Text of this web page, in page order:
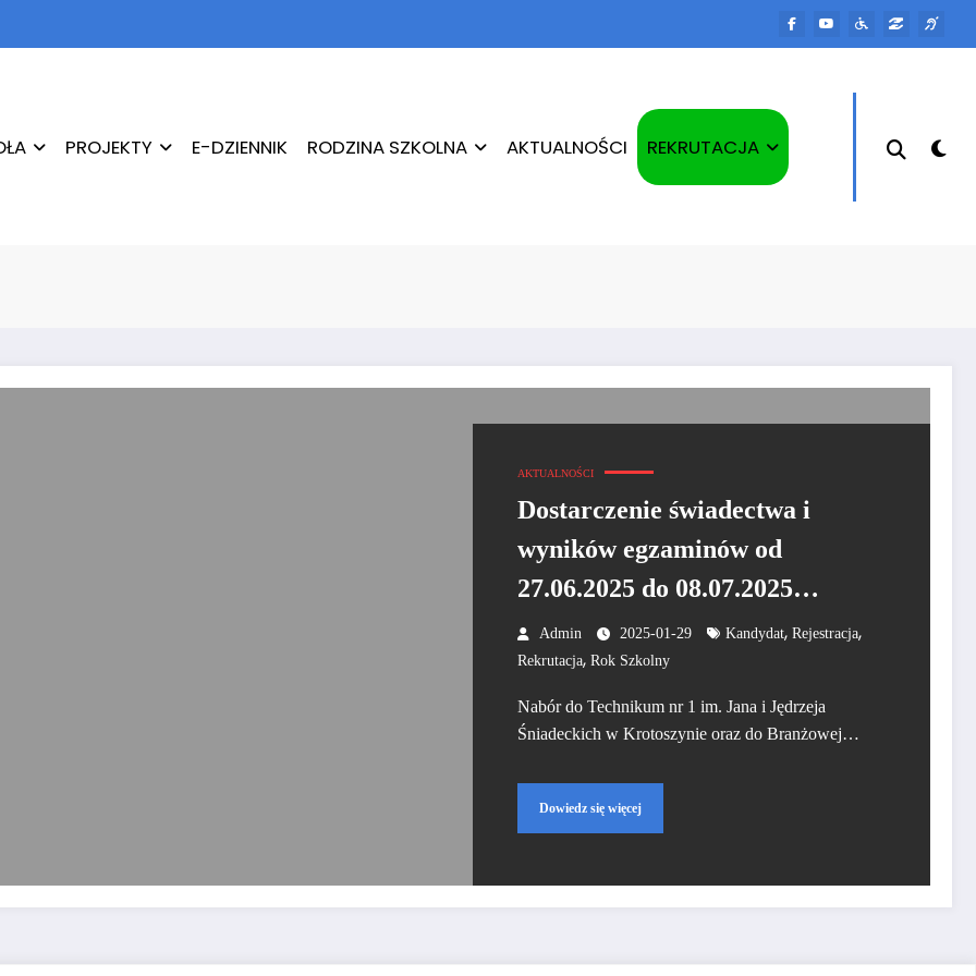
PROJEKTY E-DZIENNIK RODZINA SZKOLNA AKTUALNOŚCI REKRUTACJA
AKTUALNOŚCI
Dostarczenie świadectwa i
wyników egzaminów od
27.06.2025 do 08.07.2025
godz.15.00
Admin 2025-01-29 Kandydat, Rejestracja,
Rekrutacja, Rok Szkolny
Nabór do Technikum nr 1 im. Jana i Jędrzeja
Śniadeckich w Krotoszynie oraz do Branżowej…
Dowiedz się więcej